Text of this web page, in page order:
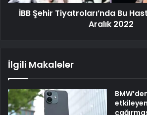
İBB Şehir Tiyatroları’nda Bu
Aralık 2022
İlgili Makaleler